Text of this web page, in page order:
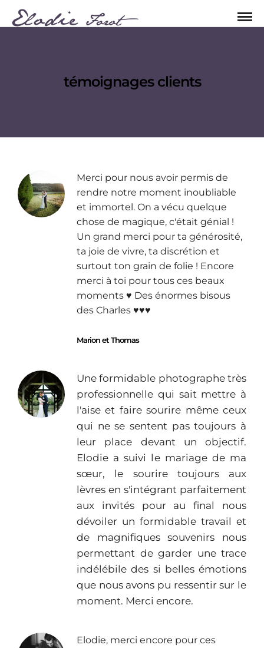
témoignages clients
Merci pour nous avoir permis de
rendre notre moment inoubliable
et immortel. On a vécu quelque
chose de magique, c'était génial !
Un grand merci pour ta générosité,
ta joie de vivre, ta discrétion et
surtout ton grain de folie ! Encore
merci à toi pour tous ces beaux
moments ♥︎ Des énormes bisous
des Charles ♥︎♥︎♥︎
Marion et Thomas
Une formidable photographe très
professionnelle qui sait mettre à
l'aise et faire sourire même ceux
qui ne se sentent pas toujours à
leur place devant un objectif.
Elodie a suivi le mariage de ma
sœur, le sourire toujours aux
lèvres en s'intégrant parfaitement
aux invités pour au final nous
dévoiler un formidable travail et
de magnifiques souvenirs nous
permettant de garder une trace
indélébile des si belles émotions
que nous avons pu ressentir sur le
moment. Merci encore.
Elodie, merci encore pour ces